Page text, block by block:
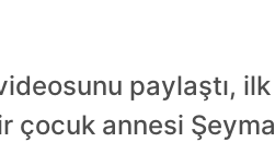
paylaştı, ilk
çocuk annesi Şeyma